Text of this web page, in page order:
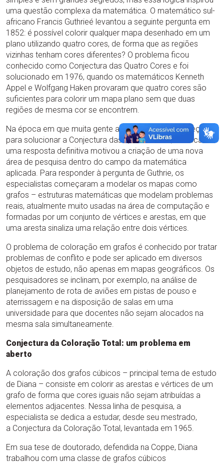
uma questão complexa da matemática. O matemático sul-
africano Francis Guthrieé levantou a seguinte pergunta em
1852: é possível colorir qualquer mapa desenhado em um
plano utilizando quatro cores, de forma que as regiões
vizinhas tenham cores diferentes? O problema ficou
conhecido como Conjectura das Quatro Cores e foi
solucionado em 1976, quando os matemáticos Kenneth
Appel e Wolfgang Haken provaram que quatro cores são
suficientes para colorir um mapa plano sem que duas
regiões de mesma cor se encontrem.
Na época em que muita gente ainda quebrava a cabeça
para solucionar a Conjectura das Quatro Cores, a busca de
uma resposta definitiva motivou a criação de uma nova
área de pesquisa dentro do campo da matemática
aplicada. Para responder à pergunta de Guthrie, os
especialistas começaram a modelar os mapas como
grafos – estruturas matemáticas que modelam problemas
reais, atualmente muito usadas na área de computação e
formadas por um conjunto de vértices e arestas, em que
uma aresta sinaliza uma relação entre dois vértices.
O problema de coloração em grafos é conhecido por tratar
problemas de conflito e pode ser aplicado em diversos
objetos de estudo, não apenas em mapas geográficos. Os
pesquisadores se inclinam, por exemplo, na análise de
planejamento de rota de aviões em pistas de pouso e
aterrissagem e na disposição de salas em uma
universidade para que docentes não sejam alocados na
mesma sala simultaneamente.
Conjectura da Coloração Total: um problema em
aberto
A coloração dos grafos cúbicos – principal tema de estudo
de Diana – consiste em colorir as arestas e vértices de um
grafo de forma que cores iguais não sejam atribuídas a
elementos adjacentes. Nessa linha de pesquisa, a
especialista se dedica a estudar, desde seu mestrado,
a Conjectura da Coloração Total, levantada em 1965.
Em sua tese de doutorado, defendida na Coppe, Diana
trabalhou com uma classe de grafos cúbicos